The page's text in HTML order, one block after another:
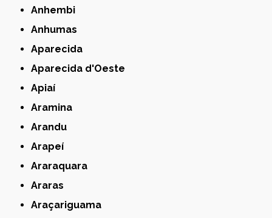
Anhembi
Anhumas
Aparecida
Aparecida d'Oeste
Apiaí
Aramina
Arandu
Arapeí
Araraquara
Araras
Araçariguama